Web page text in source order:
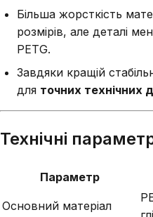
Більша жорсткість
розмірів, але деталі
PETG.
Завдяки кращій
для точних технічних
Технічні
Параметр
Основний матеріал